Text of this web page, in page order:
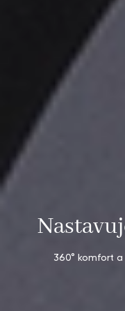
360° komfort